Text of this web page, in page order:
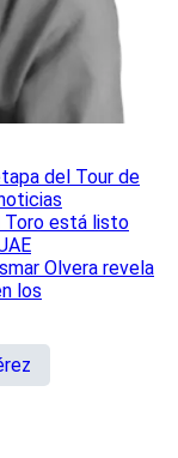
del Tour de
Toro está listo
Olvera revela
los